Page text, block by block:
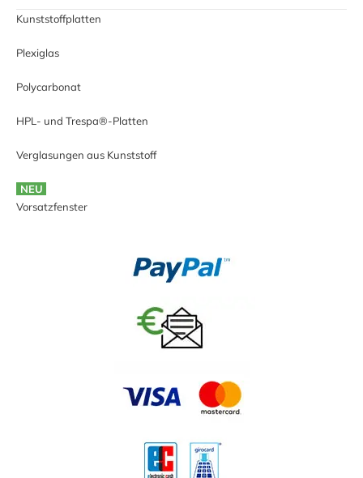
Kunststoffplatten
Plexiglas
Polycarbonat
HPL- und Trespa®-Platten
Verglasungen aus Kunststoff
NEU
Vorsatzfenster